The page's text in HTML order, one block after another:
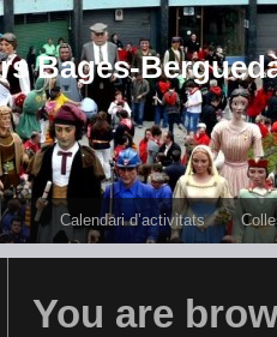
Bages-
Calendari d’activitats
You are